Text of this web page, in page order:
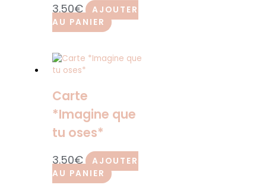
3.50€
AJOUTER
AU PANIER
Carte
*Imagine que
tu oses*
3.50€
AJOUTER
AU PANIER